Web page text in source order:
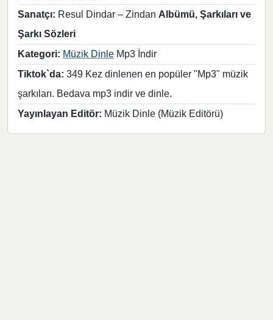
Sanatçı: Resul Dindar – Zindan Albümü, Şarkıları ve
Şarkı Sözleri
Kategori: Müzik Dinle Mp3 İndir
Tiktok`da: 349 Kez dinlenen en popüler "Mp3" müzik
şarkıları. Bedava mp3 indir ve dinle.
Yayınlayan Editör: Müzik Dinle (Müzik Editörü)